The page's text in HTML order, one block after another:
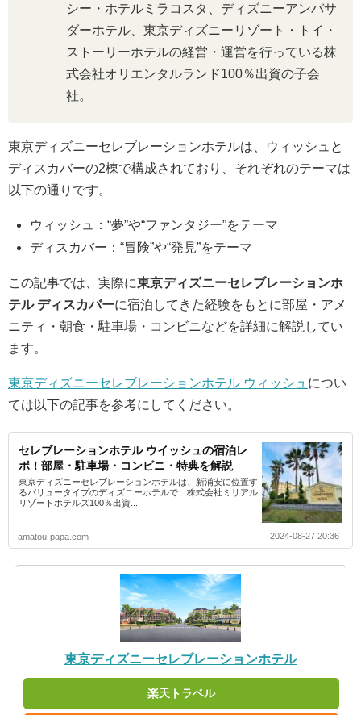
シー・ホテルミラコスタ、ディズニーアンバサ
ダーホテル、東京ディズニーリゾート・トイ・
ストーリーホテルの経営・運営を行っている株
式会社オリエンタルランド100％出資の子会
社。
東京ディズニーセレブレーションホテルは、ウィッシュと
ディスカバーの2棟で構成されており、それぞれのテーマは
以下の通りです。
ウィッシュ：“夢”や“ファンタジー”をテーマ
ディスカバー：“冒険”や“発見”をテーマ
この記事では、実際に東京ディズニーセレブレーションホ
テル ディスカバーに宿泊してきた経験をもとに部屋・アメ
ニティ・朝食・駐車場・コンビニなどを詳細に解説してい
ます。
東京ディズニーセレブレーションホテル ウィッシュ につい
ては以下の記事を参考にしてください。
セレブレーションホテル ウイッシュの宿泊レ
ポ！部屋・駐車場・コンビニ・特典を解説
東京ディズニーセレブレーションホテルは、新浦安に位置す
るバリュータイプのディズニーホテルで、株式会社ミリアル
リゾートホテルズ100％出資...
amatou-papa.com 2024-08-27 20:36
東京ディズニーセレブレーションホテル
楽天トラベル